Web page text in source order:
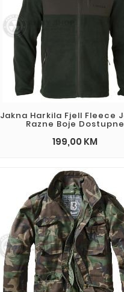
Jakna Harkila Fjell Fleece
Razne Boje Dostupne
199,00 KM